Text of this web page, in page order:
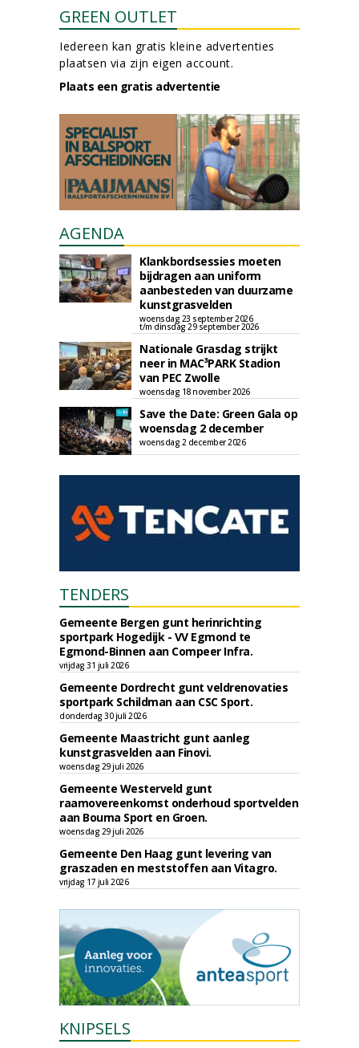
GREEN OUTLET
Iedereen kan gratis kleine advertenties
plaatsen via zijn eigen account.
Plaats een gratis advertentie
AGENDA
Klankbordsessies moeten
bijdragen aan uniform
aanbesteden van duurzame
kunstgrasvelden
woensdag 23 september 2026
t/m dinsdag 29 september 2026
Nationale Grasdag strijkt
neer in MAC³PARK Stadion
van PEC Zwolle
woensdag 18 november 2026
Save the Date: Green Gala op
woensdag 2 december
woensdag 2 december 2026
TENDERS
Gemeente Bergen gunt herinrichting
sportpark Hogedijk - VV Egmond te
Egmond-Binnen aan Compeer Infra.
vrijdag 31 juli 2026
Gemeente Dordrecht gunt veldrenovaties
sportpark Schildman aan CSC Sport.
donderdag 30 juli 2026
Gemeente Maastricht gunt aanleg
kunstgrasvelden aan Finovi.
woensdag 29 juli 2026
Gemeente Westerveld gunt
raamovereenkomst onderhoud sportvelden
aan Bouma Sport en Groen.
woensdag 29 juli 2026
Gemeente Den Haag gunt levering van
graszaden en meststoffen aan Vitagro.
vrijdag 17 juli 2026
KNIPSELS